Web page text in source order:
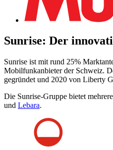
Sunrise: Der
Sunrise ist mit rund 25%
Mobilfunkanbieter der Schweiz.
gegründet und 2020 von Liberty
Die Sunrise-Gruppe bietet
und Lebara.